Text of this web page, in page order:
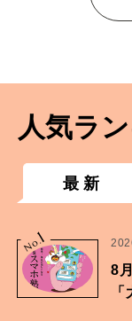
人気ラ
最 新
No.
1
8